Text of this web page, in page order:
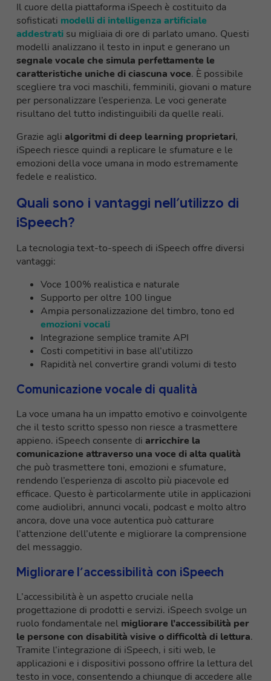
Il cuore della piattaforma iSpeech è costituito da
sofisticati modelli di intelligenza artificiale
addestrati su migliaia di ore di parlato umano. Questi
modelli analizzano il testo in input e generano un
segnale vocale che simula perfettamente le
caratteristiche uniche di ciascuna voce. È possibile
scegliere tra voci maschili, femminili, giovani o mature
per personalizzare l’esperienza. Le voci generate
risultano del tutto indistinguibili da quelle reali.
Grazie agli algoritmi di deep learning proprietari,
iSpeech riesce quindi a replicare le sfumature e le
emozioni della voce umana in modo estremamente
fedele e realistico.
Quali sono i vantaggi nell’utilizzo di
iSpeech?
La tecnologia text-to-speech di iSpeech offre diversi
vantaggi:
Voce 100% realistica e naturale
Supporto per oltre 100 lingue
Ampia personalizzazione del timbro, tono ed
emozioni vocali
Integrazione semplice tramite API
Costi competitivi in base all’utilizzo
Rapidità nel convertire grandi volumi di testo
Comunicazione vocale di qualità
La voce umana ha un impatto emotivo e coinvolgente
che il testo scritto spesso non riesce a trasmettere
appieno. iSpeech consente di arricchire la
comunicazione attraverso una voce di alta qualità
che può trasmettere toni, emozioni e sfumature,
rendendo l’esperienza di ascolto più piacevole ed
efficace. Questo è particolarmente utile in applicazioni
come audiolibri, annunci vocali, podcast e molto altro
ancora, dove una voce autentica può catturare
l’attenzione dell’utente e migliorare la comprensione
del messaggio.
Migliorare l’accessibilità con iSpeech
L’accessibilità è un aspetto cruciale nella
progettazione di prodotti e servizi. iSpeech svolge un
ruolo fondamentale nel migliorare l’accessibilità per
le persone con disabilità visive o difficoltà di lettura.
Tramite l’integrazione di iSpeech, i siti web, le
applicazioni e i dispositivi possono offrire la lettura del
testo in voce, consentendo a chiunque di accedere alle